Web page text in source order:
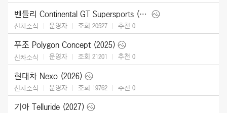
벤틀리 Continental GT Supersports (2027)
신차소식 운영자 조회 20527 추천 0
푸조 Polygon Concept (2025)
신차소식 운영자 조회 21201 추천 0
현대차 Nexo (2026)
신차소식 운영자 조회 19762 추천 0
기아 Telluride (2027)